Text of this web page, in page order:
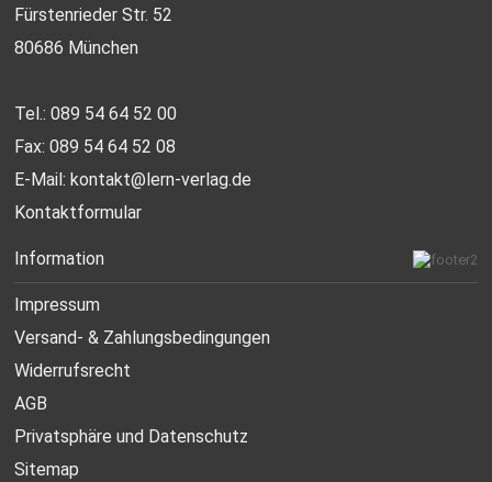
Fürstenrieder Str. 52
80686 München
Tel.: 089 54 64 52 00
Fax: 089 54 64 52 08
E-Mail:kontakt@lern-verlag.de
Kontaktformular
Information
Impressum
Versand- & Zahlungsbedingungen
Widerrufsrecht
AGB
Privatsphäre und Datenschutz
Sitemap